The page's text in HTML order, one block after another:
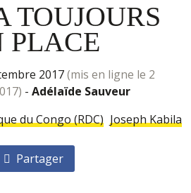
TOUJOURS
PLACE
2017(mis en ligne le 2
- Adélaïde Sauveur
du Congo (RDC) Joseph Kabila
Partager